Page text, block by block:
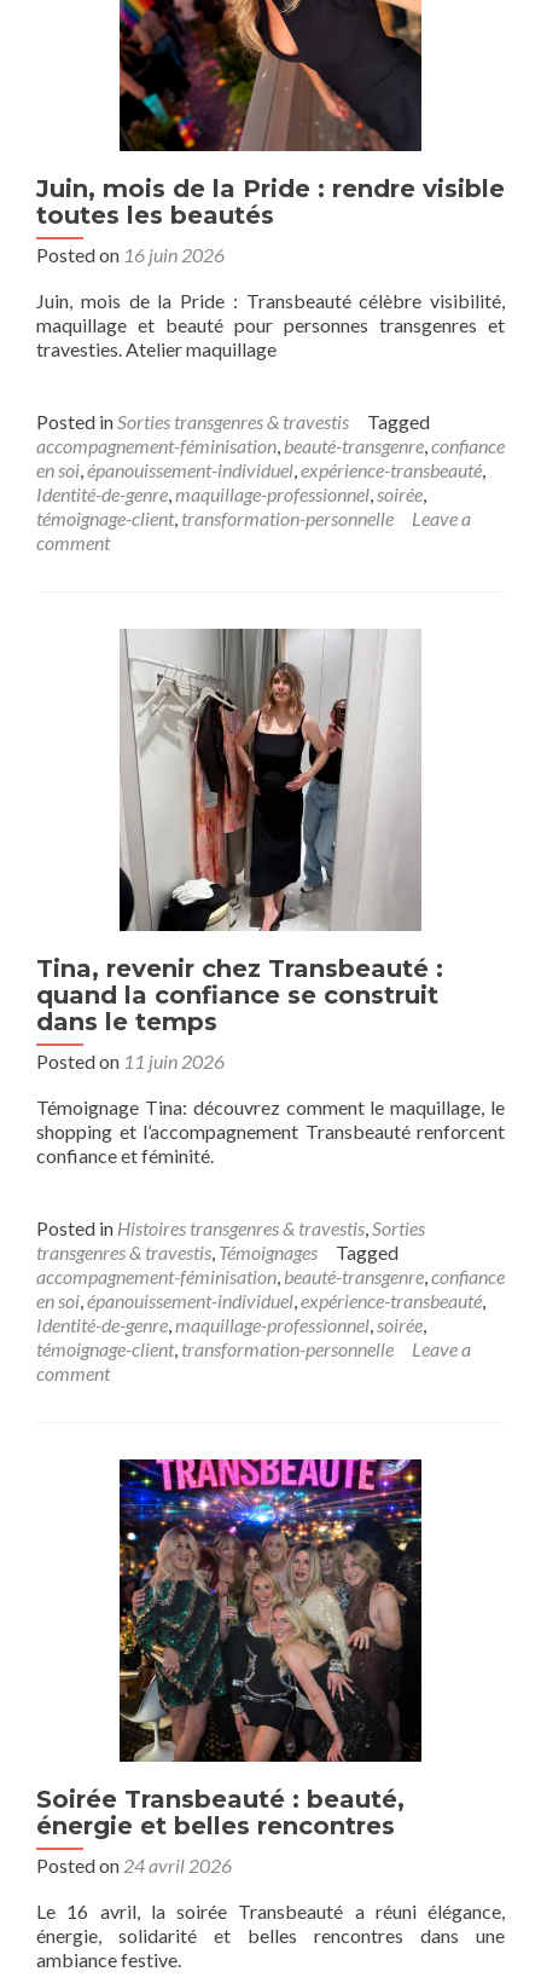
Juin, mois de la Pride : rendre visible
toutes les beautés
Posted on 16 juin 2026
Juin, mois de la Pride : Transbeauté célèbre visibilité,
maquillage et beauté pour personnes transgenres et
travesties. Atelier maquillage
Posted inSorties transgenres & travestis
Tagged
accompagnement-féminisation, beauté-transgenre,confiance
en soi,épanouissement-individuel,expérience-transbeauté,
Identité-de-genre,maquillage-professionnel,soirée,
témoignage-client, transformation-personnelle
Leave a
comment
Tina, revenir chez Transbeauté :
quand la confiance se construit
dans le temps
Posted on 11 juin 2026
Témoignage Tina: découvrez comment le maquillage, le
shopping et l’accompagnement Transbeauté renforcent
confiance et féminité.
Posted in Histoires transgenres & travestis,Sorties
transgenres & travestis, Témoignages
Tagged
accompagnement-féminisation, beauté-transgenre,confiance
en soi,épanouissement-individuel,expérience-transbeauté,
Identité-de-genre,maquillage-professionnel,soirée,
témoignage-client, transformation-personnelle
Leave a
comment
Soirée Transbeauté : beauté,
énergie et belles rencontres
Posted on 24 avril 2026
Le 16 avril, la soirée Transbeauté a réuni élégance,
énergie, solidarité et belles rencontres dans une
ambiance festive.